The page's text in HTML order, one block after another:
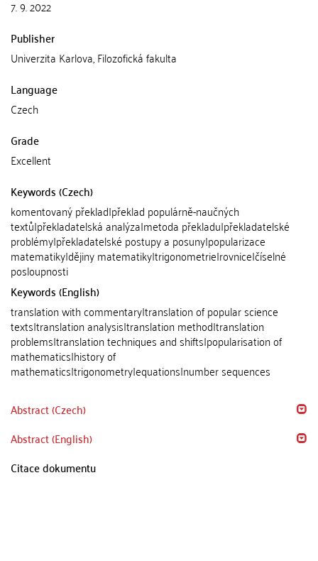
7. 9. 2022
Publisher
Univerzita Karlova, Filozofická fakulta
Language
Czech
Grade
Excellent
Keywords (Czech)
komentovaný překlad|překlad populárně-naučných
textů|překladatelská analýza|metoda překladu|překladatelské
problémy|překladatelské postupy a posuny|popularizace
matematiky|dějiny matematiky|trigonometrie|rovnice|číselné
posloupnosti
Keywords (English)
translation with commentary|translation of popular science
texts|translation analysis|translation method|translation
problems|translation techniques and shifts|popularisation of
mathematics|history of
mathematics|trigonometry|equations|number sequences
Abstract (Czech)
Abstract (English)
Citace dokumentu